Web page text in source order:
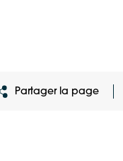
Partager la page